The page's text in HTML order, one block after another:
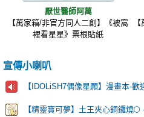
厭世醫師阿萬
【萬家箱/非官方同人二創】《被窩
裡看星星》票根貼紙
宣傳小喇叭
【IDOLiSH7偶像星願】漫畫本-歡
【精靈寶可夢】土王夾心銅鑼燒